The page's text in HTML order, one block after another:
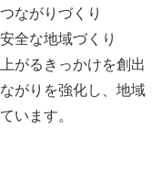
ながりづくり
全な地域づくり
がるきっかけを創出
がりを強化し、地域
います。